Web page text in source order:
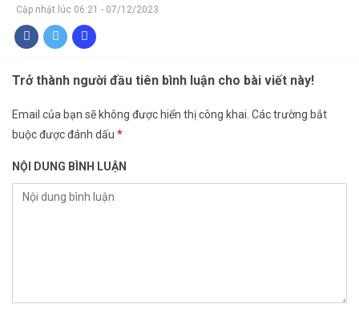
Cập nhật lúc 06:21 - 07/12/2023
Trở thành người đầu tiên bình luận cho bài viết này!
Email của bạn sẽ không được hiển thị công khai. Các trường bắt
buộc được đánh dấu *
NỘI DUNG BÌNH LUẬN